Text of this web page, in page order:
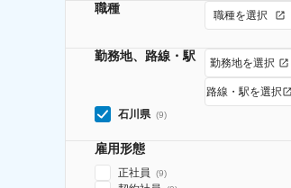
職種 職種を選択
勤務地、路線・駅 勤務地を選択
路線・駅を選択
石川県 (9)
雇用形態
正社員 (9)